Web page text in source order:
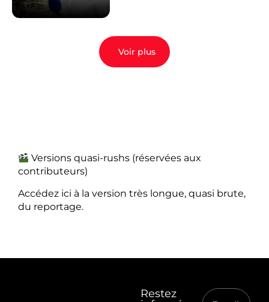
Voir plus
Versions quasi-rushs (réservées aux
contributeurs)
Accédez ici à la version très longue, quasi brute,
du reportage.
Restez